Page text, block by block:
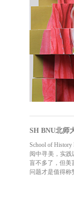
SH BNU北师
School of
阅中寻美，实
盲不多了，但美
问题才是值得称